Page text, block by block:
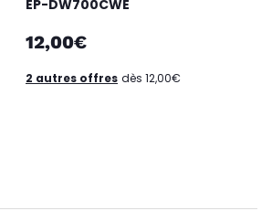
EP-DW700CWE
12,00€
2 autres offres dès 12,00€